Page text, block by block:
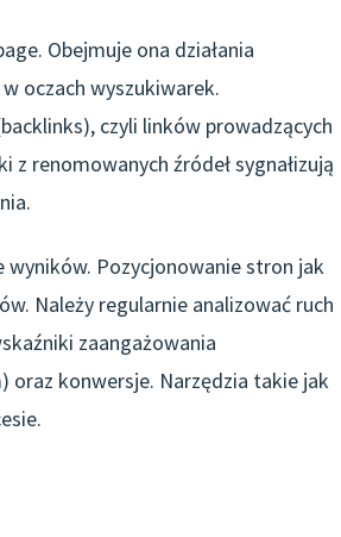
Obejmuje ona działania
oczach wyszukiwarek.
czyli linków prowadzących
renomowanych źródeł sygnałizują
Pozycjonowanie stron jak
Należy regularnie analizować ruch
zaangażowania
oraz konwersje. Narzędzia takie jak